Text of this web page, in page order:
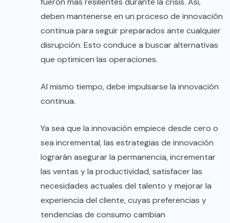
deben mantenerse en un proceso de innovación
continua para seguir preparados ante cualquier
disrupción. Esto conduce a buscar alternativas
que optimicen las operaciones.
Al mismo tiempo, debe impulsarse la innovación
continua.
Ya sea que la innovación empiece desde cero o
sea incremental, las estrategias de innovación
lograrán asegurar la permanencia, incrementar
las ventas y la productividad, satisfacer las
necesidades actuales del talento y mejorar la
experiencia del cliente, cuyas preferencias y
tendencias de consumo cambian